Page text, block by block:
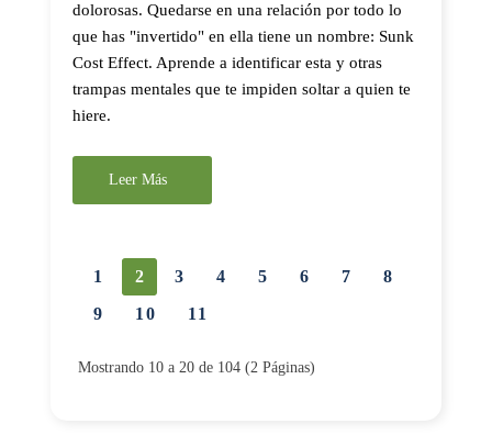
dolorosas. Quedarse en una relación por todo lo
que has "invertido" en ella tiene un nombre: Sunk
Cost Effect. Aprende a identificar esta y otras
trampas mentales que te impiden soltar a quien te
hiere.
Leer Más
1 2 3 4 5 6 7
8
9
10 11
Mostrando 10 a 20 de 104 (2 Páginas)